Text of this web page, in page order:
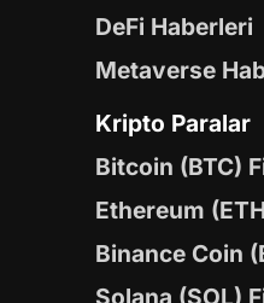
DeFi Haberleri
Metaverse
Kripto Paralar
Bitcoin (BTC)
Ethereum
Binance Coin